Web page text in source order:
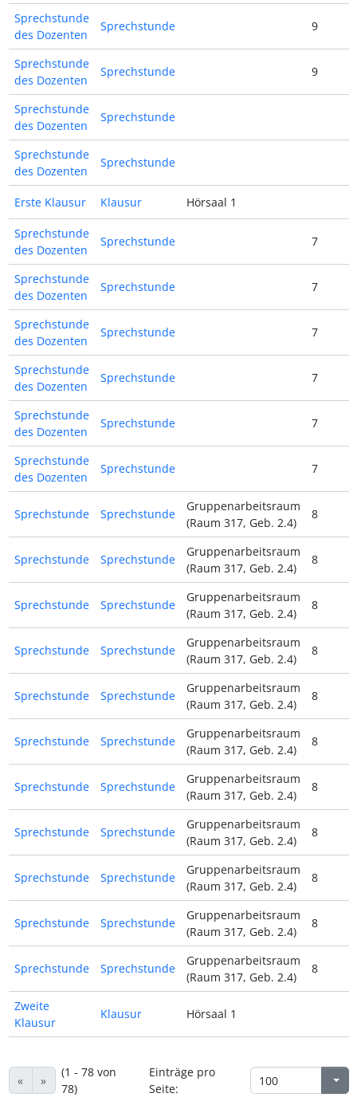
Sprechstunde
des Dozenten
Sprechstunde 9
Sprechstunde
des Dozenten
Sprechstunde 9
Sprechstunde
des Dozenten
Sprechstunde
Sprechstunde
des Dozenten
Sprechstunde
Erste Klausur Klausur Hörsaal 1
Sprechstunde
des Dozenten
Sprechstunde 7
Sprechstunde
des Dozenten
Sprechstunde 7
Sprechstunde
des Dozenten
Sprechstunde 7
Sprechstunde
des Dozenten
Sprechstunde 7
Sprechstunde
des Dozenten
Sprechstunde 7
Sprechstunde
des Dozenten
Sprechstunde 7
Sprechstunde Sprechstunde
Gruppenarbeitsraum
(Raum 317, Geb. 2.4)
8
Sprechstunde Sprechstunde
Gruppenarbeitsraum
(Raum 317, Geb. 2.4)
8
Sprechstunde Sprechstunde
Gruppenarbeitsraum
(Raum 317, Geb. 2.4)
8
Sprechstunde Sprechstunde
Gruppenarbeitsraum
(Raum 317, Geb. 2.4)
8
Sprechstunde Sprechstunde
Gruppenarbeitsraum
(Raum 317, Geb. 2.4)
8
Sprechstunde Sprechstunde
Gruppenarbeitsraum
(Raum 317, Geb. 2.4)
8
Sprechstunde Sprechstunde
Gruppenarbeitsraum
(Raum 317, Geb. 2.4)
8
Sprechstunde Sprechstunde
Gruppenarbeitsraum
(Raum 317, Geb. 2.4)
8
Sprechstunde Sprechstunde
Gruppenarbeitsraum
(Raum 317, Geb. 2.4)
8
Sprechstunde Sprechstunde
Gruppenarbeitsraum
(Raum 317, Geb. 2.4)
8
Sprechstunde Sprechstunde
Gruppenarbeitsraum
(Raum 317, Geb. 2.4)
8
Zweite
Klausur
Klausur Hörsaal 1
« »
(1 - 78 von
78)
Einträge pro
Seite: